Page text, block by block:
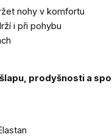
nohy v komfortu
i při pohybu
prodyšnosti a